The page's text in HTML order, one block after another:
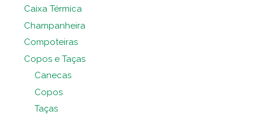
Caixa Térmica
Champanheira
Compoteiras
Copos e Taças
Canecas
Copos
Taças